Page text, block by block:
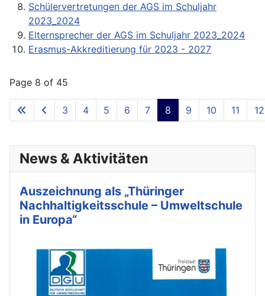
Schülervertretungen der AGS im Schuljahr
2023_2024
Elternsprecher der AGS im Schuljahr 2023_2024
Erasmus-Akkreditierung für 2023 - 2027
Page 8 of 45
3 4 5 6 7 8 9 10 11 12
News & Aktivitäten
Auszeichnung als „Thüringer
Nachhaltigkeitsschule – Umweltschule
in Europa“